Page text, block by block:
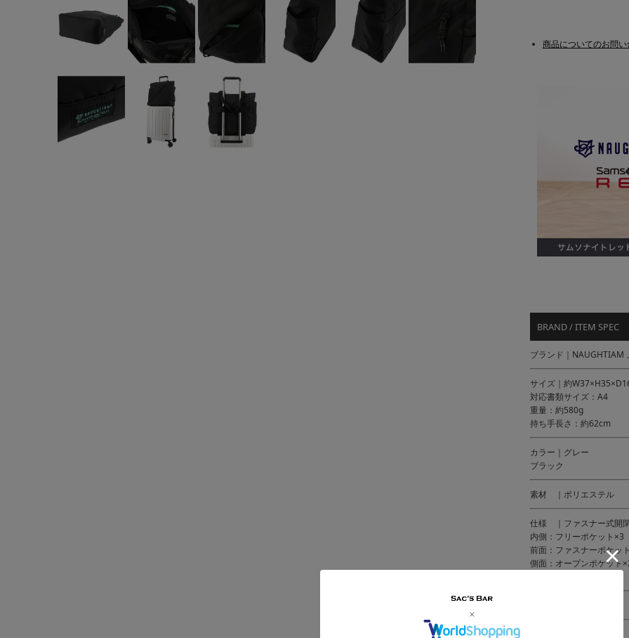
商品についてのお問
BRAND / ITEM SPEC
ブランド｜NAUGHTIAM
サイズ｜約
対応書類サイズ：A4
重量：約580g
持ち手長さ：約62cm
カラー｜グレー
ブラック
素材 ｜ポリエステル
仕様 ｜ファスナー式開
内側：フリーポケット×3
前面：ファスナーポケッ
側面：オープンポケット